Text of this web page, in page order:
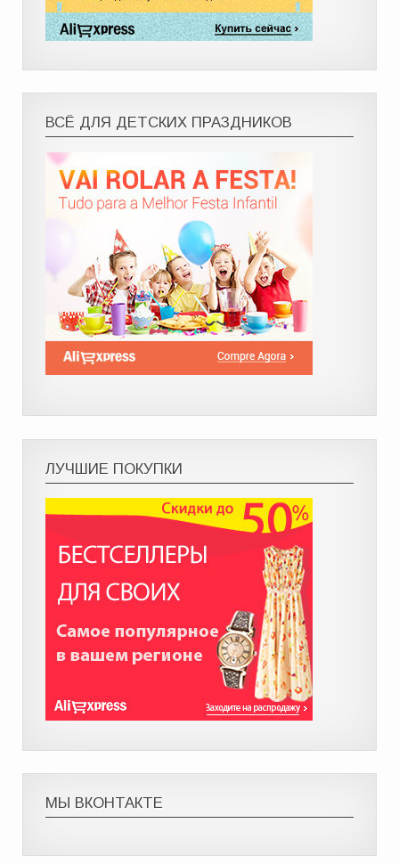
ВСЁ ДЛЯ ДЕТСКИХ ПРАЗДНИКОВ
ЛУЧШИЕ ПОКУПКИ
МЫ ВКОНТАКТЕ